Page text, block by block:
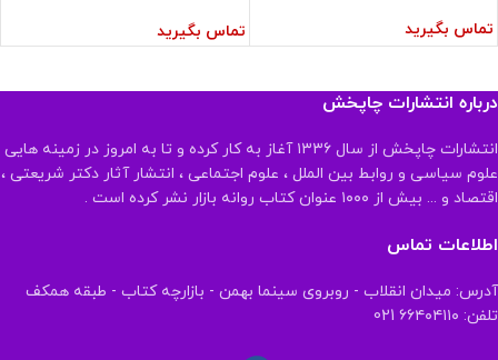
تماس بگیرید تماس بگیرید
درباره انتشارات چاپخش
انتشارات چاپخش از سال ۱۳۳۶ آغاز به کار کرده و تا به امروز در زمینه هایی
علوم سیاسی و روابط بین الملل ، علوم اجتماعی ، انتشار آثار دکتر شریعتی ،
اقتصاد و ... بیش از ۱۰۰۰ عنوان کتاب روانه بازار نشر کرده است .
اطلاعات تماس
آدرس: میدان انقلاب - روبروی سینما بهمن - بازارچه کتاب - طبقه همکف
تلفن: ۶۶۴۰۴۱۱۰ 021